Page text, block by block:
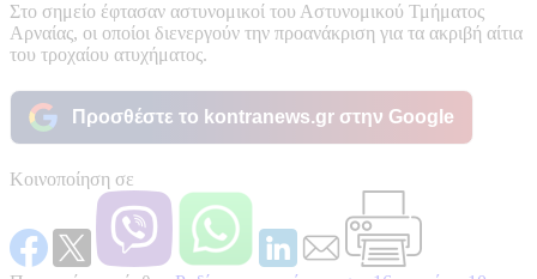
Στο σημείο έφτασαν αστυνομικοί του Αστυνομικού Τμήματος
Αρναίας, οι οποίοι διενεργούν την προανάκριση για τα ακριβή αίτια
του τροχαίου ατυχήματος.
Προσθέστε το kontranews.gr στην Google
Κοινοποίηση σε